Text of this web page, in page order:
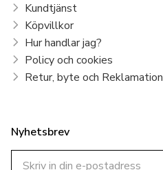
Kundtjänst
Köpvillkor
Hur handlar jag?
Policy och cookies
Retur, byte och Reklamation
Nyhetsbrev